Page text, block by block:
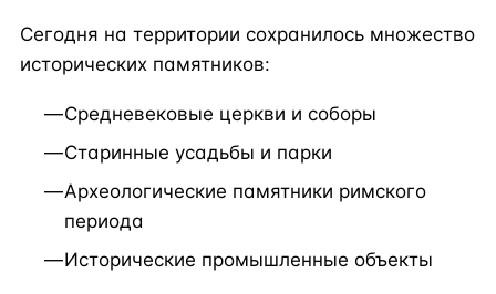
Сегодня на территории сохранилось множество
исторических памятников:
Средневековые церкви и соборы
Старинные усадьбы и парки
Археологические памятники римского
периода
Исторические промышленные объекты